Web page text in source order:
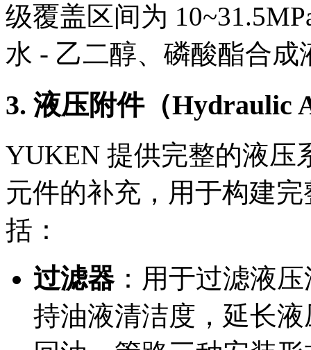
级覆盖区间为
水 - 乙二醇、磷酸酯合成
3. 液压附件（Hydraulic
YUKEN 提供完整的液压
元件的补充，用于构建
括：
过滤器：用于过滤液
持油液清洁度，延长